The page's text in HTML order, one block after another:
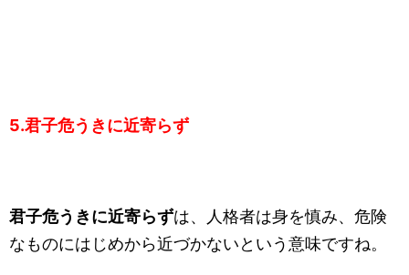
5.君子危うきに近寄らず
君子危うきに近寄らずは、人格者は身を慎み、危険
なものにはじめから近づかないという意味ですね。